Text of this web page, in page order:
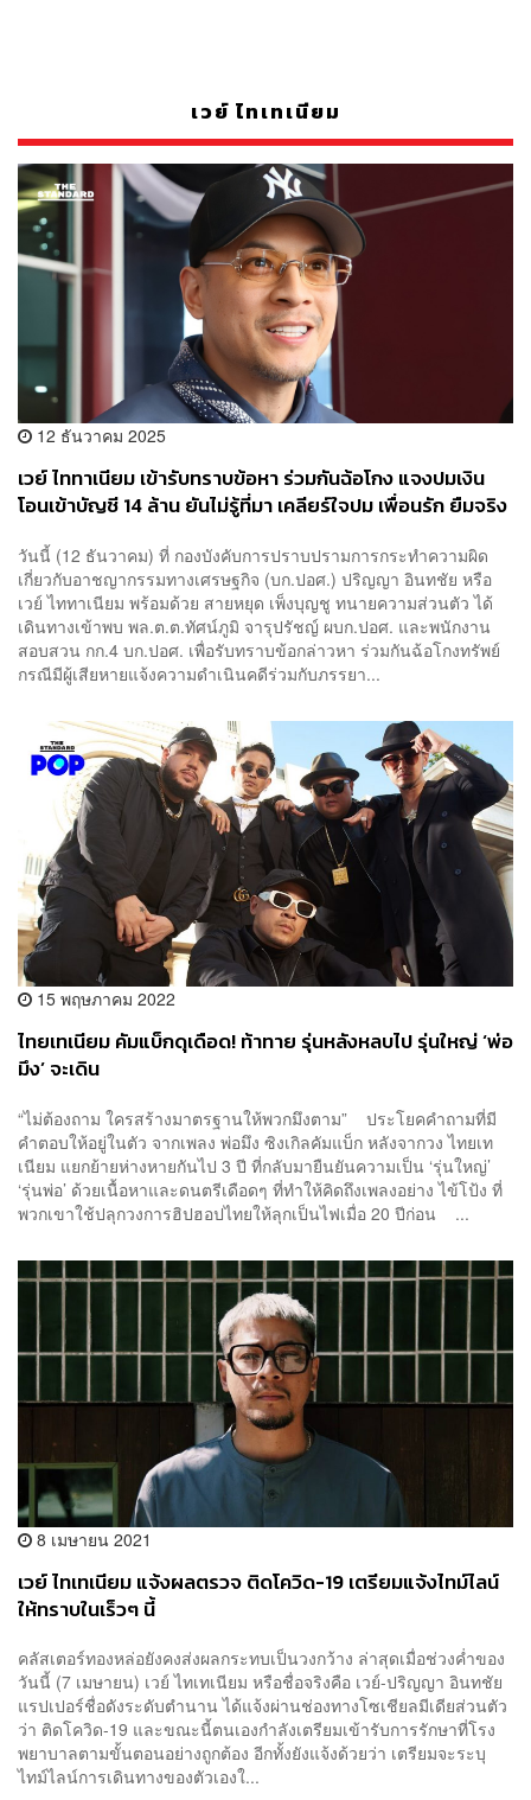
เวย์ ไทเทเนียม
12 ธันวาคม 2025
เวย์ ไททาเนียม เข้ารับทราบข้อหา ร่วมกันฉ้อโกง แจงปมเงิน
โอนเข้าบัญชี 14 ล้าน ยันไม่รู้ที่มา เคลียร์ใจปม เพื่อนรัก ยืมจริง
วันนี้ (12 ธันวาคม) ที่ กองบังคับการปราบปรามการกระทำความผิด
เกี่ยวกับอาชญากรรมทางเศรษฐกิจ (บก.ปอศ.) ปริญญา อินทชัย หรือ
เวย์ ไททาเนียม พร้อมด้วย สายหยุด เพ็งบุญชู ทนายความส่วนตัว ได้
เดินทางเข้าพบ พล.ต.ต.ทัศน์ภูมิ จารุปรัชญ์ ผบก.ปอศ. และพนักงาน
สอบสวน กก.4 บก.ปอศ. เพื่อรับทราบข้อกล่าวหา ร่วมกันฉ้อโกงทรัพย์
กรณีมีผู้เสียหายแจ้งความดำเนินคดีร่วมกับภรรยา...
15 พฤษภาคม 2022
ไทยเทเนียม คัมแบ็กดุเดือด! ท้าทาย รุ่นหลังหลบไป รุ่นใหญ่ ‘พ่อ
มึง’ จะเดิน
“ไม่ต้องถาม ใครสร้างมาตรฐานให้พวกมึงตาม” ประโยคคำถามที่มี
คำตอบให้อยู่ในตัว จากเพลง พ่อมึง ซิงเกิลคัมแบ็ก หลังจากวง ไทยเท
เนียม แยกย้ายห่างหายกันไป 3 ปี ที่กลับมายืนยันความเป็น ‘รุ่นใหญ่’
‘รุ่นพ่อ’ ด้วยเนื้อหาและดนตรีเดือดๆ ที่ทำให้คิดถึงเพลงอย่าง ไข้โป้ง ที่
พวกเขาใช้ปลุกวงการฮิปฮอปไทยให้ลุกเป็นไฟเมื่อ 20 ปีก่อน ...
8 เมษายน 2021
เวย์ ไทเทเนียม แจ้งผลตรวจ ติดโควิด-19 เตรียมแจ้งไทม์ไลน์
ให้ทราบในเร็วๆ นี้
คลัสเตอร์ทองหล่อยังคงส่งผลกระทบเป็นวงกว้าง ล่าสุดเมื่อช่วงค่ำของ
วันนี้ (7 เมษายน) เวย์ ไทเทเนียม หรือชื่อจริงคือ เวย์-ปริญญา อินทชัย
แรปเปอร์ชื่อดังระดับตำนาน ได้แจ้งผ่านช่องทางโซเชียลมีเดียส่วนตัว
ว่า ติดโควิด-19 และขณะนี้ตนเองกำลังเตรียมเข้ารับการรักษาที่โรง
พยาบาลตามขั้นตอนอย่างถูกต้อง อีกทั้งยังแจ้งด้วยว่า เตรียมจะระบุ
ไทม์ไลน์การเดินทางของตัวเองใ...